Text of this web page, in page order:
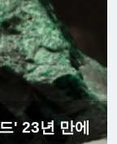
' 23년 만에